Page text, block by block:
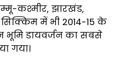
कश्मीर, झारखंड,
में भी 2014-15 के
भूमि डायवर्जन का सबसे
गया।